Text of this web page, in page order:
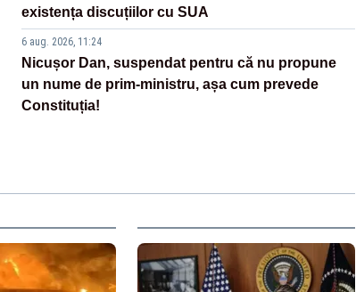
existența discuțiilor cu SUA
6 aug. 2026, 11:24
Nicușor Dan, suspendat pentru că nu propune
un nume de prim-ministru, așa cum prevede
Constituția!